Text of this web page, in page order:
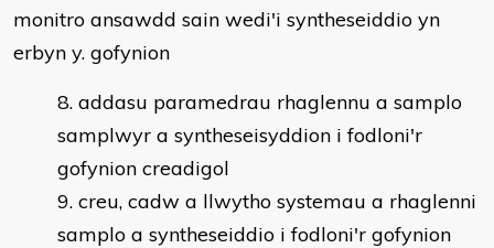
monitro ansawdd sain wedi'i syntheseiddio yn
erbyn y. gofynion
addasu paramedrau rhaglennu a samplo
samplwyr a syntheseisyddion i fodloni'r
gofynion creadigol
creu, cadw a llwytho systemau a rhaglenni
samplo a syntheseiddio i fodloni'r gofynion